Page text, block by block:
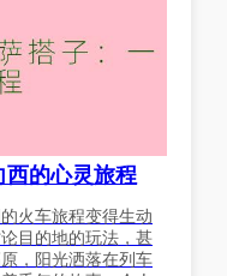
西的心灵旅程
火车旅程变得生动
目的地的玩法，甚
，阳光洒落在列车